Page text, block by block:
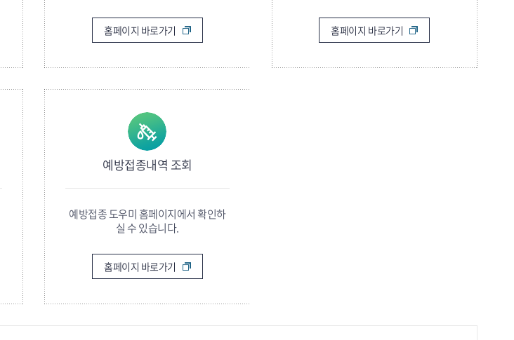
홈페이지 바로가기 홈페이지 바로가기
예방접종내역 조회
예방접종 도우미 홈페이지에서 확인하
실 수 있습니다.
홈페이지 바로가기